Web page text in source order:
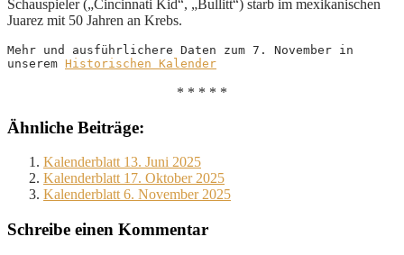
Schauspieler („Cincinnati Kid“, „Bullitt“) starb im mexikanischen
Juarez mit 50 Jahren an Krebs.
Mehr und ausführlichere Daten zum 7. November in
unserem Historischen Kalender
* * * * *
Ähnliche Beiträge:
Kalenderblatt 13. Juni 2025
Kalenderblatt 17. Oktober 2025
Kalenderblatt 6. November 2025
Schreibe einen Kommentar